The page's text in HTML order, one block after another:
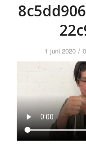
1 juni 2020 /